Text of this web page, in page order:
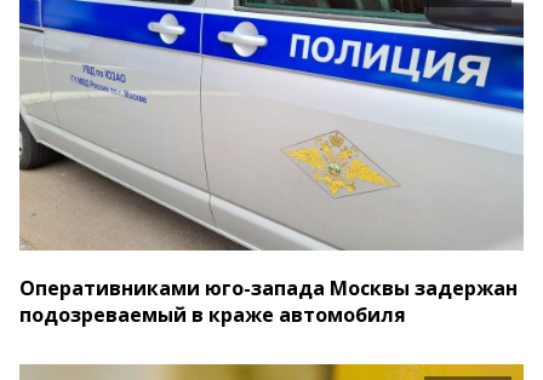
Оперативниками юго-запада Москвы задержан
подозреваемый в краже автомобиля